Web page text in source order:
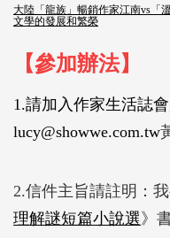
大陸「龍族」暢銷作家江南vs「
文學的發展和繁榮
【參加辦法】
1.請加入作家生活誌
lucy@showwe.com.tw
2.信件主旨請註明：
理解謎短篇小說選》